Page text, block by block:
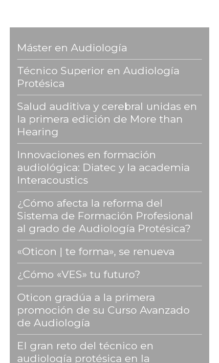
Máster en Audiología
Técnico Superior en Audiología
Protésica
Salud auditiva y cerebral unidas en
la primera edición de More than
Hearing
Innovaciones en formación
audiológica: Diatec y la academia
Interacoustics
¿Cómo afecta la reforma del
Sistema de Formación Profesional
al grado de Audiología Protésica?
«Oticon | te forma», se renueva
¿Cómo «VES» tu futuro?
Oticon gradúa a la primera
promoción de su Curso Avanzado
de Audiología
El gran reto del técnico en
audiología protésica en la